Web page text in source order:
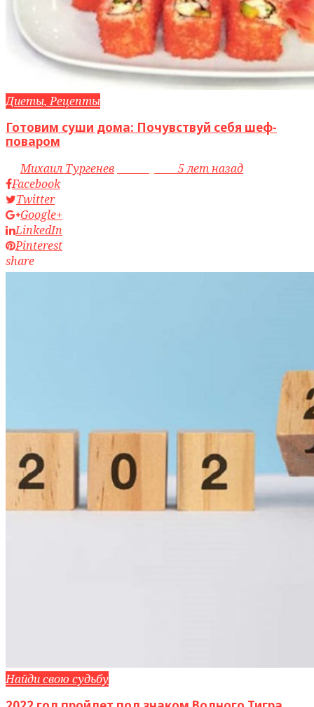
Диеты, Рецепты
Готовим суши дома: Почувствуй себя шеф-
поваром
byМихаил Тургенев
5 лет назад
Facebook
Twitter
Google+
LinkedIn
Pinterest
share
Найди свою судьбу